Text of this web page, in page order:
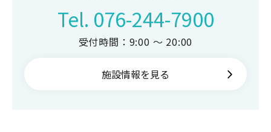
Tel. 076-244-7900
受付時間：9:00 ～ 20:00
施設情報を見る